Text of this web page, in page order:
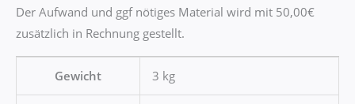
Der Aufwand und ggf nötiges Material wird mit 50,00€
zusätzlich in Rechnung gestellt.
Gewicht 3 kg